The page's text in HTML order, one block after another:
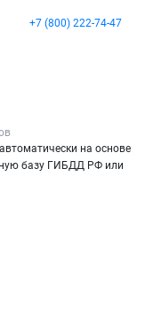
+7 (800) 222-74-47
на основе
базу ГИБДД РФ или